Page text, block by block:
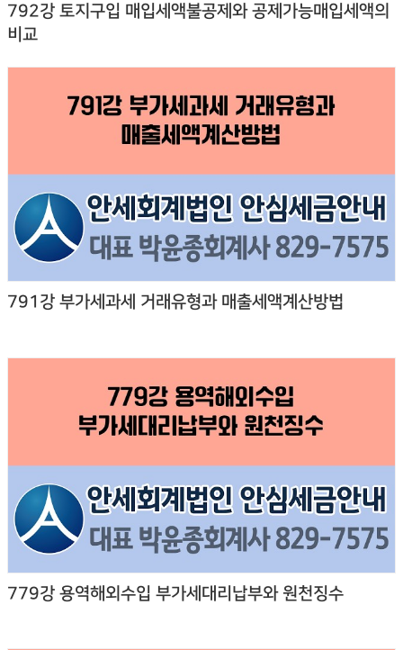
792강 토지구입 매입세액불공제와 공제가능매입세액의
비교
791강 부가세과세 거래유형과 매출세액계산방법
779강 용역해외수입 부가세대리납부와 원천징수